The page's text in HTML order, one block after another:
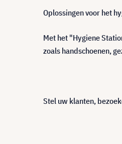
Oplossingen voor het
Met het "Hygiene
zoals handschoenen,
Stel uw klanten,